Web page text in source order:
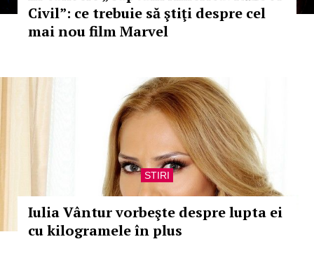
Civil”: ce trebuie să ştiţi despre cel
mai nou film Marvel
STIRI
Iulia Vântur vorbeşte despre lupta ei
cu kilogramele în plus